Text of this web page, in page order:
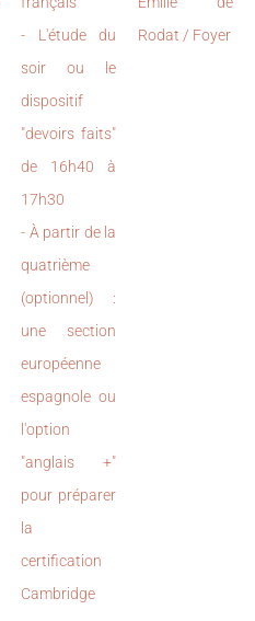
- L'étude du
soir ou le
dispositif
"devoirs faits"
de 16h40 à
17h30
- À partir de la
quatrième
(optionnel) :
une section
européenne
espagnole ou
l'option
"anglais +"
pour préparer
la
certification
Cambridge
Rodat / Foyer